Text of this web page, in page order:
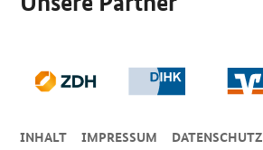
INHALT IMPRESSUM
DA­TEN­SCHUTZ